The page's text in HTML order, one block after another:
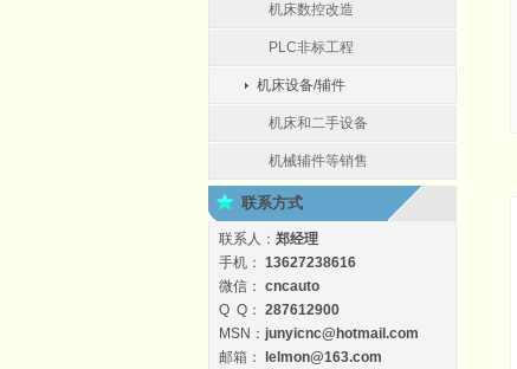
机床数控改造
PLC非标工程
机床设备/辅件
机床和二手设备
机械辅件等销售
联系方式
联系人： 郑经理
手机： 13627238616
微信： cncauto
Q Q： 287612900
MSN： junyicnc@hotmail.com
邮箱：
lelmon@163.com